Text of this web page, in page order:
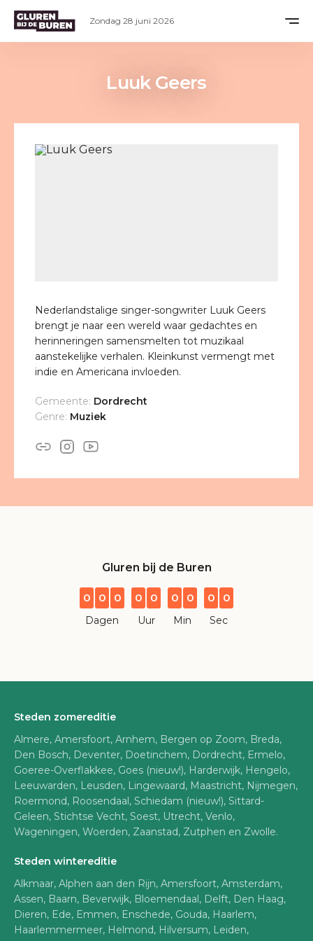
Luuk Geers
Nederlandstalige singer-songwriter Luuk Geers
brengt je naar een wereld waar gedachtes en
herinneringen samensmelten tot muzikaal
aanstekelijke verhalen. Kleinkunst vermengt met
indie en Americana invloeden.
Gemeente: Dordrecht
Genre: Muziek
Gluren bij de Buren
0 0 0
Dagen
0 0
Uur
0 0
Min
0 0
Sec
Steden zomereditie
Almere, Amersfoort, Arnhem, Bergen op Zoom, Breda,
Den Bosch, Deventer, Doetinchem, Dordrecht, Ermelo,
Goeree-Overflakkee, Goes (nieuw!), Harderwijk, Hengelo,
Leeuwarden, Leusden, Lingewaard, Maastricht, Nijmegen,
Roermond, Roosendaal, Schiedam (nieuw!), Sittard-
Geleen, Stichtse Vecht, Soest, Utrecht, Venlo,
Wageningen, Woerden, Zaanstad, Zutphen en Zwolle.
Steden wintereditie
Alkmaar, Alphen aan den Rijn, Amersfoort, Amsterdam,
Assen, Baarn, Beverwijk, Bloemendaal, Delft, Den Haag,
Dieren, Ede, Emmen, Enschede, Gouda, Haarlem,
Haarlemmermeer, Helmond, Hilversum, Leiden,
Zondag 28 juni 2026